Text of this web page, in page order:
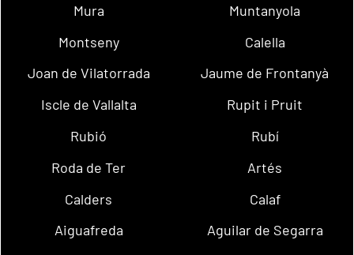
Mura
Muntanyola
Montseny
Calella
Joan de Vilatorrada
Jaume de Frontanyà
Iscle de Vallalta
Rupit i Pruit
Rubió
Rubí
Roda de Ter
Artés
Calders
Calaf
Aiguafreda
Aguilar de Segarra